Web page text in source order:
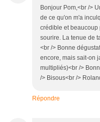
Bonjour Pom,<br />
de ce qu'on m'a
crédible et beaucoup
sourire. La tenue de
<br /> Bonne
encore, mais sait-on
multipliés)<br />
/> Bisous<br />
Répondre